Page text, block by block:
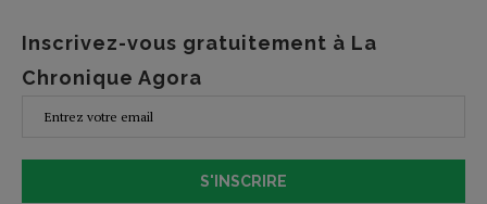
Inscrivez-vous gratuitement à La
Chronique Agora
S'INSCRIRE